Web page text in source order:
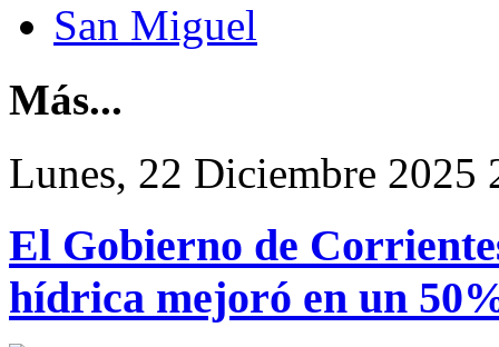
San Miguel
Más...
Lunes, 22 Diciembre 2025
El Gobierno de
hídrica mejoró en un